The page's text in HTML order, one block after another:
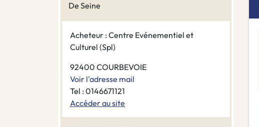
De Seine
Acheteur : Centre Evénementiel et
Culturel (Spl)
92400 COURBEVOIE
Voir l'adresse mail
Tel : 0146671121
Accéder au site